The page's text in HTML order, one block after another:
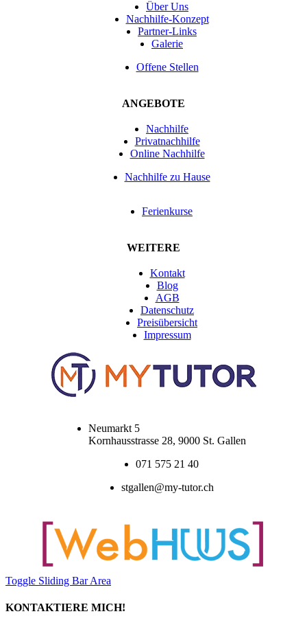
Über Uns
Nachhilfe-Konzept
Partner-Links
Galerie
Offene Stellen
ANGEBOTE
Nachhilfe
Privatnachhilfe
Online Nachhilfe
Nachhilfe zu Hause
Ferienkurse
WEITERE
Kontakt
Blog
AGB
Datenschutz
Preisübersicht
Impressum
Neumarkt 5
Kornhausstrasse 28, 9000 St. Gallen
071 575 21 40
stgallen@my-tutor.ch
Toggle Sliding Bar Area
KONTAKTIERE MICH!